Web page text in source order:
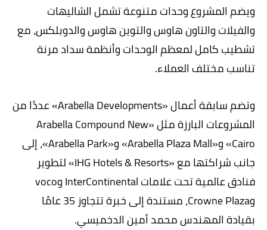
ويضم المشروع وحدات متنوعة تشمل الشاليهات
والفيلات والتاون هاوس والتوين هاوس والدوبلكس، مع
تشطيب كامل لمعظم الوحدات وأنظمة سداد مرنة
تناسب مختلف العملاء.
وتضم سابقة أعمال «Arabella Developments» عددًا من
المشروعات البارزة مثل «Arabella Compound New
Cairo» و«Arabella Plaza Mall» و«Arabella Park»، إلى
جانب شراكتها مع «IHG Hotels & Resorts» لتطوير
فنادق عالمية تحت علامات InterContinental وvoco
وCrowne Plaza، مستندة إلى خبرة تتجاوز 35 عامًا
بقيادة المهندس محمد أمين الدخميسي.